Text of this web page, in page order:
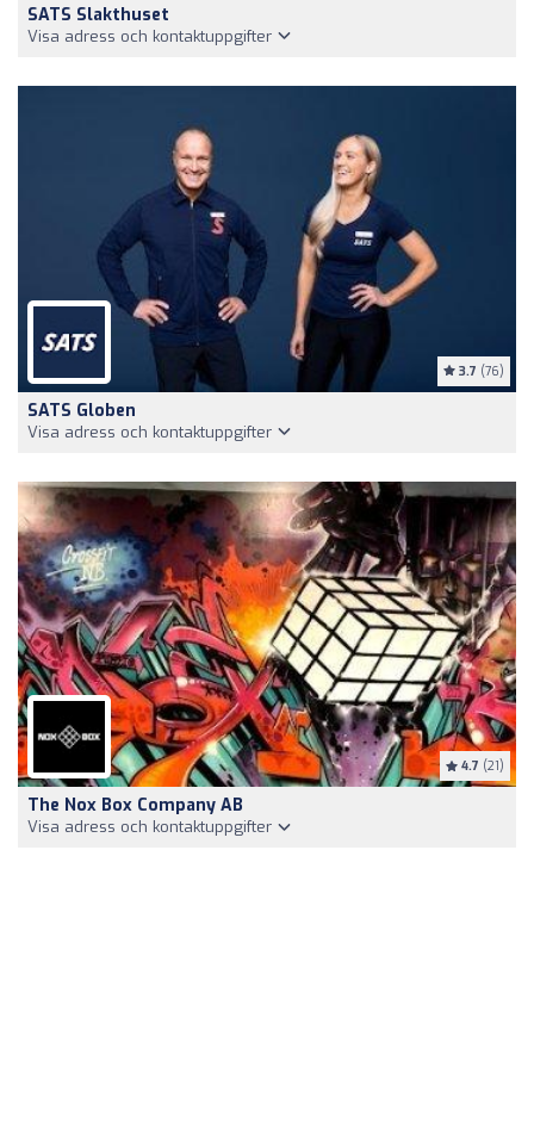
SATS Slakthuset
Visa adress och kontaktuppgifter
3.7 (76)
SATS Globen
Visa adress och kontaktuppgifter
4.7 (21)
The Nox Box Company AB
Visa adress och kontaktuppgifter